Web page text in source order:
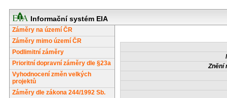
Informační systém EIA
Záměry na území ČR
Záměry mimo území ČR
Podlimitní záměry
Prioritní dopravní záměry dle §23a
Vyhodnocení změn velkých
projektů
Záměry dle zákona 244/1992 Sb.
Znění